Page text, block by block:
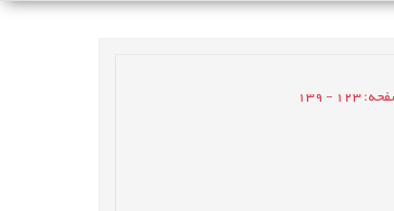
: 123 - 139